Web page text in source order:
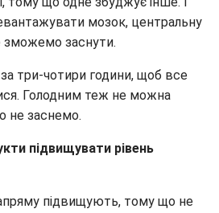
мозок, центральну
зможемо заснути.
за три-чотири години, щоб все
Голодним теж не можна
не заснемо.
підвищувати рівень
підвищують, тому що не